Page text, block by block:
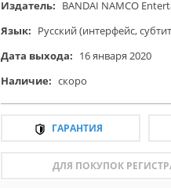
Издатель: BANDAI NAMCO
Язык: Русский (интерфейс,
Дата выхода: 16 января 2020
Наличие: скоро
ГАРАНТИЯ
ДЛЯ ПОКУПОК